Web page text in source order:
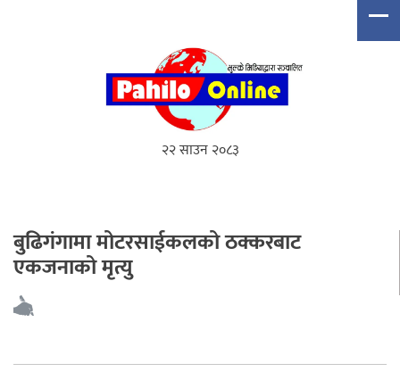
२२ साउन २०८३
बुढिगंगामा मोटरसाईकलको ठक्करबाट
एकजनाको मृत्यु